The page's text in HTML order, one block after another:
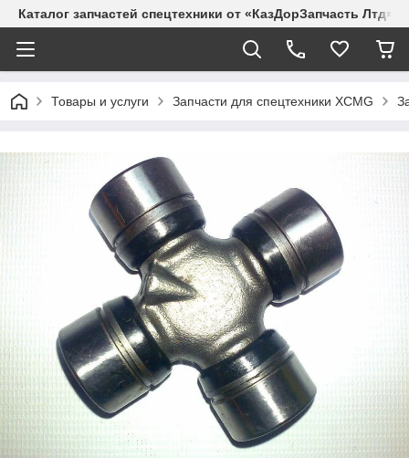
Каталог запчастей спецтехники от «КазДорЗапчасть Лтд»
Товары и услуги Запчасти для спецтехники XCMG